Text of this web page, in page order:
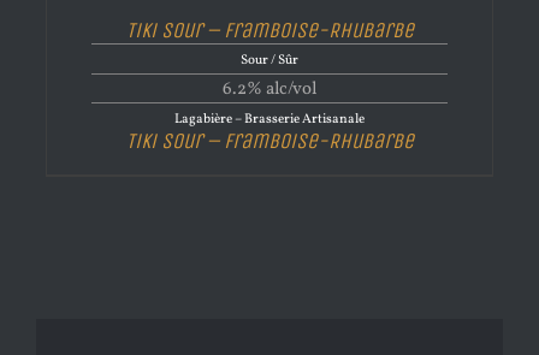
Tiki Sour – Framboise-Rhubarbe
Sour / Sûr
6.2% alc/vol
Lagabière – Brasserie Artisanale
Tiki Sour – Framboise-Rhubarbe